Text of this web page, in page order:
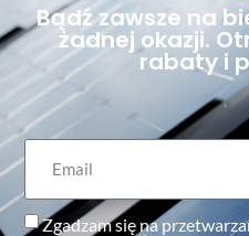
Bądź zawsze na
żadnej okazji.
rabaty i
Zgadzam się na